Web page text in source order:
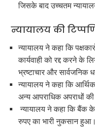
जिसके बाद उच्चतम
न्यायालय की
न्यायालय ने कहा कि
कार्यवाही को रद्द करने के
भ्रष्टाचार और सार्वजनिक
न्यायालय ने कहा कि
अन्य आपराधिक अपराधों
न्यायालय ने कहा कि बैंक
रुपए का भारी नुकसान हुआ।